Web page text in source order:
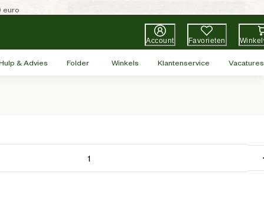
euro
Account Favorieten
& Advies Folder Winkels Klantenservice Vacatures